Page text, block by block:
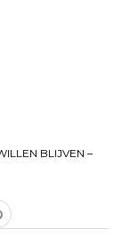
BLIJVEN –